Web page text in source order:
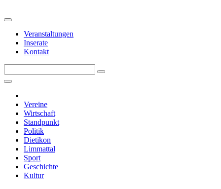
Veranstaltungen
Inserate
Kontakt
Vereine
Wirtschaft
Standpunkt
Politik
Dietikon
Limmattal
Sport
Geschichte
Kultur